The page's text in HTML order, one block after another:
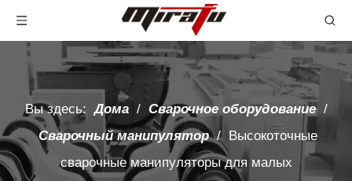
Вы здесь: Дома / Сварочное оборудование /
Сварочный манипулятор / Высокоточные
сварочные манипуляторы для малых